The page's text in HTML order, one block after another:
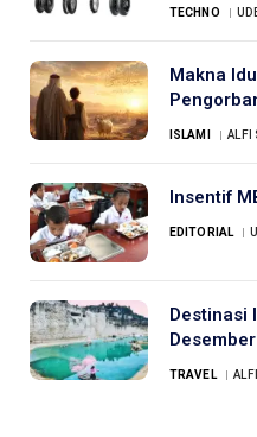
TECHNO
Makna
ISLAMI ALFI
Insentif
EDITORIAL
Destinasi
TRAVEL